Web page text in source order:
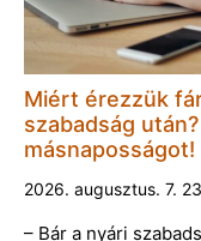
Miért érezzük
szabadság
másnaposságot!
2026. augusztus. 7.
– Bár a nyári